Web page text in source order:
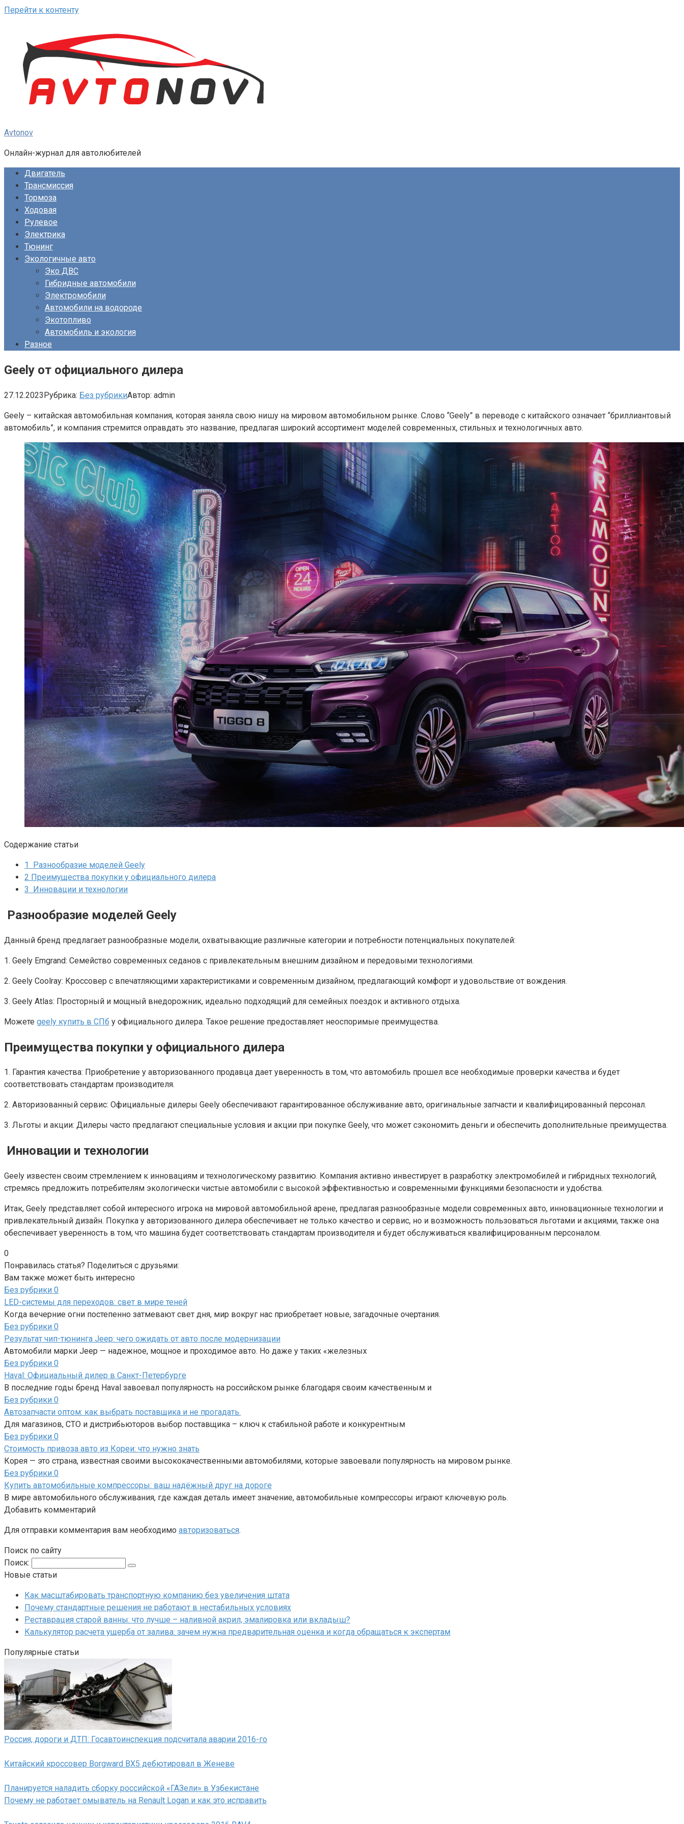
Перейти к контенту
Avtonov
Онлайн-журнал для автолюбителей
Двигатель
Трансмиссия
Тормоза
Ходовая
Рулевое
Электрика
Тюнинг
Экологичные авто
Эко ДВС
Гибридные автомобили
Электромобили
Автомобили на водороде
Экотопливо
Автомобиль и экология
Разное
Geely от официального дилера
27.12.2023Рубрика: Без рубрикиАвтор: admin
Geely – китайская автомобильная компания, которая заняла свою нишу на мировом автомобильном рынке. Слово “Geely” в переводе с китайского означает “бриллиантовый
автомобиль”, и компания стремится оправдать это название, предлагая широкий ассортимент моделей современных, стильных и технологичных авто.
Содержание статьи
1 Разнообразие моделей Geely
2 Преимущества покупки у официального дилера
3 Инновации и технологии
Разнообразие моделей Geely
Данный бренд предлагает разнообразные модели, охватывающие различные категории и потребности потенциальных покупателей:
1. Geely Emgrand: Семейство современных седанов с привлекательным внешним дизайном и передовыми технологиями.
2. Geely Coolray: Кроссовер с впечатляющими характеристиками и современным дизайном, предлагающий комфорт и удовольствие от вождения.
3. Geely Atlas: Просторный и мощный внедорожник, идеально подходящий для семейных поездок и активного отдыха.
Можете geely купить в СПб у официального дилера. Такое решение предоставляет неоспоримые преимущества.
Преимущества покупки у официального дилера
1. Гарантия качества: Приобретение у авторизованного продавца дает уверенность в том, что автомобиль прошел все необходимые проверки качества и будет
соответствовать стандартам производителя.
2. Авторизованный сервис: Официальные дилеры Geely обеспечивают гарантированное обслуживание авто, оригинальные запчасти и квалифицированный персонал.
3. Льготы и акции: Дилеры часто предлагают специальные условия и акции при покупке Geely, что может сэкономить деньги и обеспечить дополнительные преимущества.
Инновации и технологии
Geely известен своим стремлением к инновациям и технологическому развитию. Компания активно инвестирует в разработку электромобилей и гибридных технологий,
стремясь предложить потребителям экологически чистые автомобили с высокой эффективностью и современными функциями безопасности и удобства.
Итак, Geely представляет собой интересного игрока на мировой автомобильной арене, предлагая разнообразные модели современных авто, инновационные технологии и
привлекательный дизайн. Покупка у авторизованного дилера обеспечивает не только качество и сервис, но и возможность пользоваться льготами и акциями, также она
обеспечивает уверенность в том, что машина будет соответствовать стандартам производителя и будет обслуживаться квалифицированным персоналом.
0
Понравилась статья? Поделиться с друзьями:
Вам также может быть интересно
Без рубрики 0
LED-системы для переходов: свет в мире теней
Когда вечерние огни постепенно затмевают свет дня, мир вокруг нас приобретает новые, загадочные очертания.
Без рубрики 0
Результат чип-тюнинга Jeep: чего ожидать от авто после модернизации
Автомобили марки Jeep — надежное, мощное и проходимое авто. Но даже у таких «железных
Без рубрики 0
Haval: Официальный дилер в Санкт-Петербурге
В последние годы бренд Haval завоевал популярность на российском рынке благодаря своим качественным и
Без рубрики 0
Автозапчасти оптом: как выбрать поставщика и не прогадать.
Для магазинов, СТО и дистрибьюторов выбор поставщика – ключ к стабильной работе и конкурентным
Без рубрики 0
Стоимость привоза авто из Кореи: что нужно знать
Корея — это страна, известная своими высококачественными автомобилями, которые завоевали популярность на мировом рынке.
Без рубрики 0
Купить автомобильные компрессоры: ваш надёжный друг на дороге
В мире автомобильного обслуживания, где каждая деталь имеет значение, автомобильные компрессоры играют ключевую роль.
Добавить комментарий
Для отправки комментария вам необходимо авторизоваться.
Поиск по сайту
Поиск:
Новые статьи
Как масштабировать транспортную компанию без увеличения штата
Почему стандартные решения не работают в нестабильных условиях
Реставрация старой ванны: что лучше – наливной акрил, эмалировка или вкладыш?
Калькулятор расчета ущерба от залива: зачем нужна предварительная оценка и когда обращаться к экспертам
Популярные статьи
Россия, дороги и ДТП: Госавтоинспекция подсчитала аварии 2016-го
Китайский кроссовер Borgward BX5 дебютировал в Женеве
Планируется наладить сборку российской «ГАЗели» в Узбекистане
Почему не работает омыватель на Renault Logan и как это исправить